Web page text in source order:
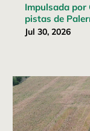
Impulsada por
pistas de
Jul 30, 2026